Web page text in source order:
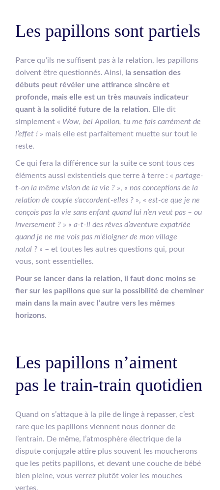
Les papillons sont partiels
Parce qu’ils ne suffisent pas à la relation, les papillons
doivent être questionnés. Ainsi, la sensation des
débuts peut révéler une attirance sincère et
profonde, mais elle est un très mauvais indicateur
quant à la solidité future de la relation. Elle dit
simplement « Wow, bel Apollon, tu me fais carrément de
l’effet ! » mais elle est parfaitement muette sur tout le
reste.
Ce qui fera la différence sur la suite ce sont tous ces
éléments aussi existentiels que terre à terre : «partage-
t-on la même vision de la vie ? », «nos conceptions de la
relation de couple s’accordent-elles ? », «est-ce que je ne
conçois pas la vie sans enfant quand lui n’en veut pas – ou
inversement ? » «a-t-il des rêves d’aventure expatriée
quand je ne me vois pas m’éloigner de mon village
natal ? » – et toutes les autres questions qui, pour
vous, sont essentielles.
Pour se lancer dans la relation, il faut donc moins se
fier sur les papillons que sur la possibilité de cheminer
main dans la main avec l’autre vers les mêmes
horizons.
Les papillons n’aiment
pas le train-train quotidien
Quand on s’attaque à la pile de linge à repasser, c’est
rare que les papillons viennent nous donner de
l’entrain. De même, l’atmosphère électrique de la
dispute conjugale attire plus souvent les moucherons
que les petits papillons, et devant une couche de bébé
bien pleine, vous verrez plutôt voler les mouches
vertes.